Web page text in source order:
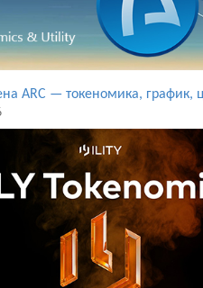
ARC — токеномика, график,